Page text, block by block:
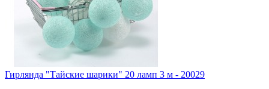
Гирлянда "Тайские шарики" 20 ламп 3 м - 20029